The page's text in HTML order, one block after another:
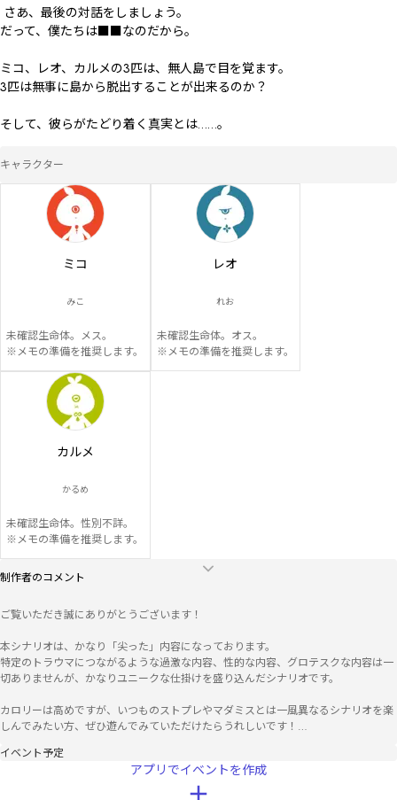
―― さあ、最後の対話をしましょう。
だって、僕たちは■■なのだから。
ミコ、レオ、カルメの3匹は、無人島で目を覚ます。
3匹は無事に島から脱出することが出来るのか？
そして、彼らがたどり着く真実とは……。
キャラクター
ミコ
みこ
未確認生命体。メス。
※メモの準備を推奨します。
レオ
れお
未確認生命体。オス。
※メモの準備を推奨します。
カルメ
かるめ
未確認生命体。性別不詳。
※メモの準備を推奨します。
制作者のコメント
ご覧いただき誠にありがとうございます！
本シナリオは、かなり「尖った」内容になっております。
特定のトラウマにつながるような過激な内容、性的な内容、グロテスクな内容は一
切ありませんが、かなりユニークな仕掛けを盛り込んだシナリオです。
カロリーは高めですが、いつものストプレやマダミスとは一風異なるシナリオを楽
しんでみたい方、ぜひ遊んでみていただけたらうれしいです！
【スペシャルサンクス】
テスプにご協力いただいたみなさま！
システム＆専門知識で相談にのってくださったヘリオスさん！
イベント予定
アプリでイベントを作成